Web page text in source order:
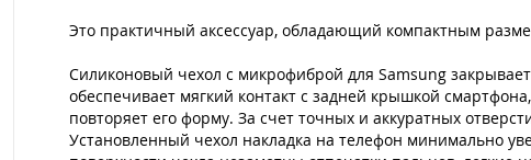
Это практичный аксессуар, обладающий компактным
Силиконовый чехол с микрофиброй для Samsung
обеспечивает мягкий контакт с задней крышкой
повторяет его форму. За счет точных и аккуратных
Установленный чехол накладка на телефон минимально